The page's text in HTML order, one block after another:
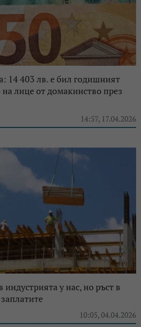
14 403 лв. е бил годишният
лице от домакинство през
14:57, 17.04.2026
у нас, но ръст в
10:05, 04.04.2026